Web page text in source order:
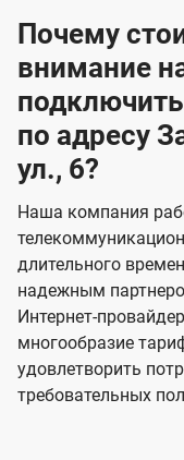
Почему
внимание
по адресу
ул., 6?
Наша компания
длительного
надежным
Интернет-
многообразие
удовлетворить
требовательных